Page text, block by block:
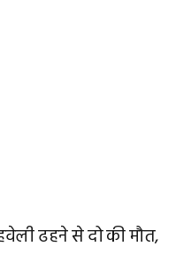
ढहने से दो की मौत,